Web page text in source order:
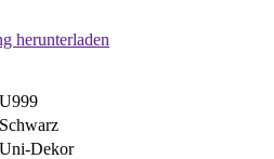
herunterladen
U999
Schwarz
Uni-Dekor